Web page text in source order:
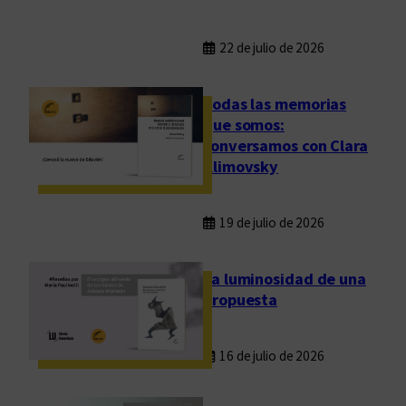
22 de julio de 2026
Todas las memorias
que somos:
conversamos con Clara
Klimovsky
19 de julio de 2026
La luminosidad de una
propuesta
16 de julio de 2026